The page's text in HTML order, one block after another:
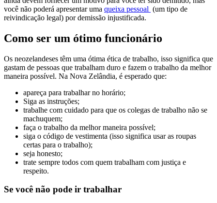
você não poderá apresentar uma queixa pessoal (um tipo de
reivindicação legal) por demissão injustificada.
Como ser um ótimo funcionário
Os neozelandeses têm uma ótima ética de trabalho, isso significa que
gastam de pessoas que trabalham duro e fazem o trabalho da melhor
maneira possível. Na Nova Zelândia, é esperado que:
apareça para trabalhar no horário;
Siga as instruções;
trabalhe com cuidado para que os colegas de trabalho não se
machuquem;
faça o trabalho da melhor maneira possível;
siga o código de vestimenta (isso significa usar as roupas
certas para o trabalho);
seja honesto;
trate sempre todos com quem trabalham com justiça e
respeito.
Se você não pode ir trabalhar